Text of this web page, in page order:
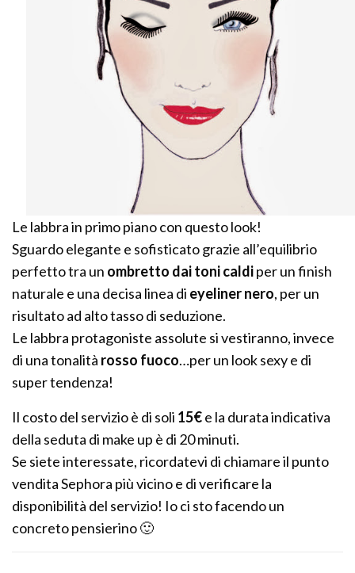
Le labbra in primo piano con questo look!
Sguardo elegante e sofisticato grazie all’equilibrio
perfetto tra un ombretto dai toni caldiper un finish
naturale e una decisa linea di eyeliner nero, per un
risultato ad alto tasso di seduzione.
Le labbra protagoniste assolute si vestiranno, invece
di una tonalità rosso fuoco…per un look sexy e di
super tendenza!
Il costo del servizio è di soli 15€e la durata indicativa
della seduta di make up è di 20 minuti.
Se siete interessate, ricordatevi di chiamare il punto
vendita Sephora più vicino e di verificare la
disponibilità del servizio! Io ci sto facendo un
concreto pensierino 🙂